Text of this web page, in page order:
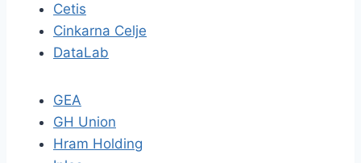
Cetis
Cinkarna Celje
DataLab
GEA
GH Union
Hram Holding